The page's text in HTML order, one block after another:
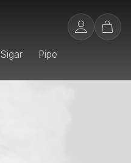
Sigar Pipe